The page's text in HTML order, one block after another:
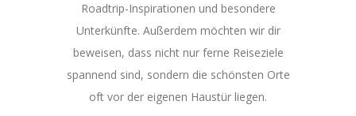
Roadtrip-Inspirationen und besondere
Unterkünfte. Außerdem möchten wir dir
beweisen, dass nicht nur ferne Reiseziele
spannend sind, sondern die schönsten Orte
oft vor der eigenen Haustür liegen.